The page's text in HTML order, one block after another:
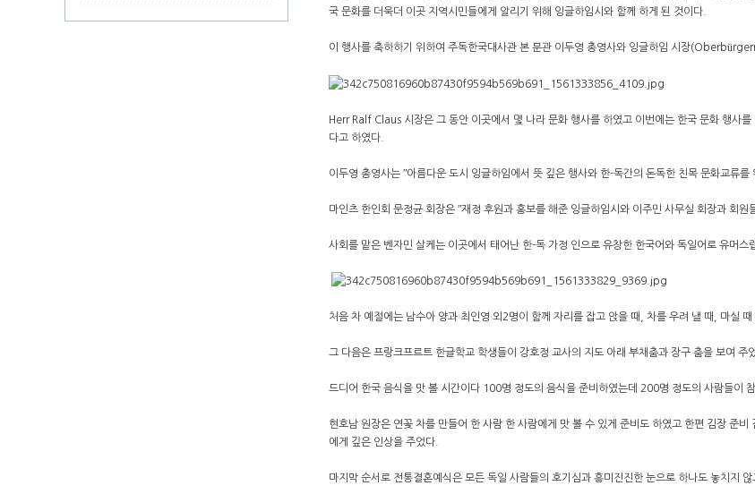
국 문화를 더욱더 이곳 지역시민들에게 알리기 위해 잉글하임시와 함께 하게 된 것이다.
이 행사를 축하하기 위하여 주독한국대사관 본 분관 이두영 총영사와 잉글하임 시장
Herr Ralf Claus 시장은 그 동안 이곳에서 몇 나라 문화 행사를 하였고 이번에는 한국 문화 행사
다고 하였다.
이두영 총영사는 ʺ아름다운 도시 잉글하임에서 뜻 깊은 행사와 한-독간의 돈독한 친목 문화교류
마인츠 한인회 문정균 회장은 ʺ재정 후원과 홍보를 해준 잉글하임시와 이주민 사무실 회장과 회
사회를 맡은 벤자민 살케는 이곳에서 태어난 한-독 가정 인으로 유창한 한국어와 독일어로 유머스
처음 차 예절에는 남수아 양과 최인영 외2명이 함께 자리를 잡고 앉을 때, 차를 우려 낼 때, 마실
그 다음은 프랑크프르트 한글학교 학생들이 강호정 교사의 지도 아래 부채춤과 장구 춤을 보여 주
드디어 한국 음식을 맛 볼 시간이다 100명 정도의 음식을 준비하였는데 200명 정도의 사람들이
현호남 원장은 연꽃 차를 만들어 한 사람 한 사람에게 맛 볼 수 있게 준비도 하였고 한편 김장 준
에게 깊은 인상을 주었다.
마지막 순서로 전통결혼예식은 모든 독일 사람들의 호기심과 흥미진진한 눈으로 하나도 놓치지